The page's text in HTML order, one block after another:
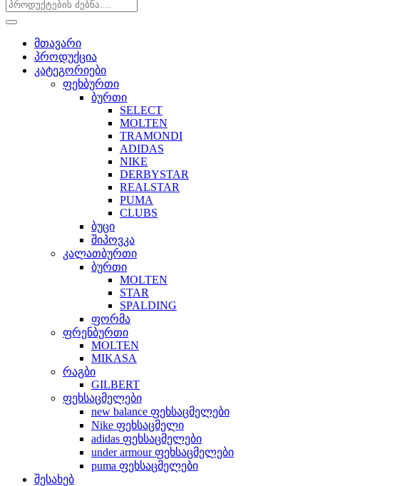
მთავარი
პროდუქცია
კატეგორიები
ფეხბურთი
ბურთი
SELECT
MOLTEN
TRAMONDI
ADIDAS
NIKE
DERBYSTAR
REALSTAR
PUMA
CLUBS
ბუცი
შიპოვკა
კალათბურთი
ბურთი
MOLTEN
STAR
SPALDING
ფორმა
ფრენბურთი
MOLTEN
MIKASA
რაგბი
GILBERT
ფეხსაცმელები
new balance ფეხსაცმელები
Nike ფეხსაცმელი
adidas ფეხსაცმელები
under armour ფეხსაცმელები
puma ფეხსაცმელები
შესახებ